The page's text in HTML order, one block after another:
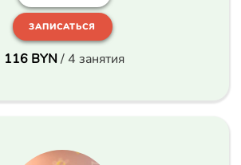
ЗАПИСАТЬСЯ
116 BYN/ 4 занятия